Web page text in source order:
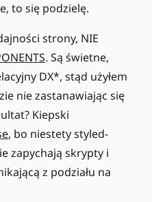
to się podzielę.
strony, NIE
. Są świetne,
DX*, stąd użyłem
nie zastanawiając się
Kiepski
, bo niestety styled-
zapychają skrypty i
z podziału na